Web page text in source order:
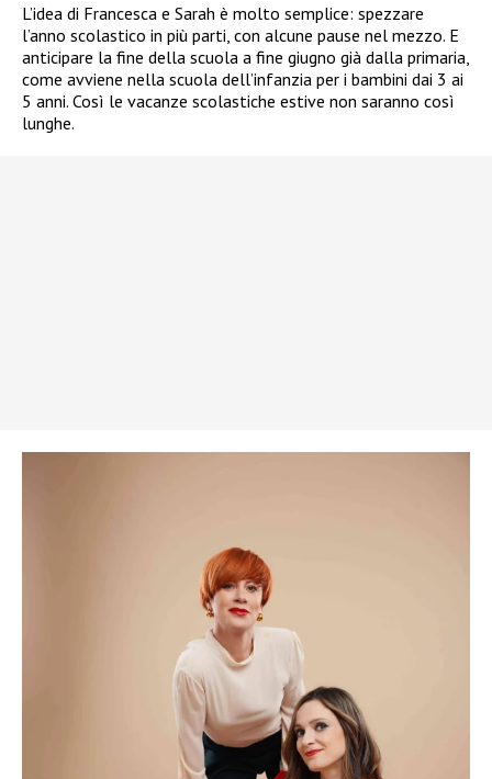
L’idea di Francesca e Sarah è molto semplice: spezzare
l’anno scolastico in più parti, con alcune pause nel mezzo. E
anticipare la fine della scuola a fine giugno già dalla primaria,
come avviene nella scuola dell’infanzia per i bambini dai 3 ai
5 anni. Così le vacanze scolastiche estive non saranno così
lunghe.